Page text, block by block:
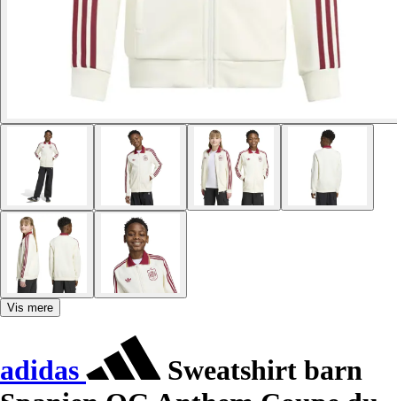
Vis mere
adidas
Sweatshirt barn